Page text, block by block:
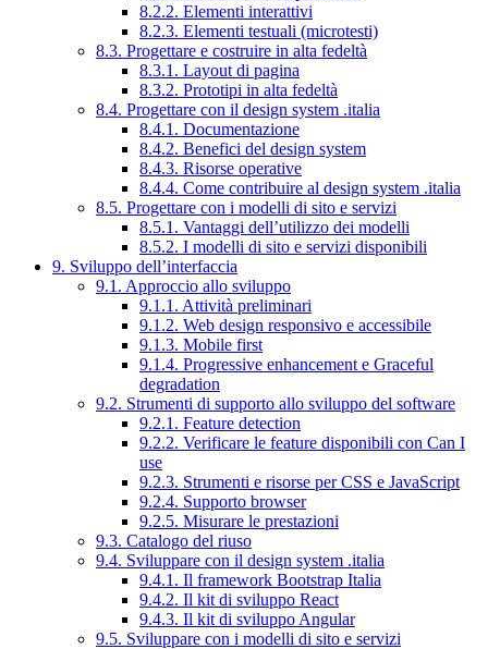
8.2.2. Elementi interattivi
8.2.3. Elementi testuali (microtesti)
8.3. Progettare e costruire in alta fedeltà
8.3.1. Layout di pagina
8.3.2. Prototipi in alta fedeltà
8.4. Progettare con il design system .italia
8.4.1. Documentazione
8.4.2. Benefici del design system
8.4.3. Risorse operative
8.4.4. Come contribuire al design system .italia
8.5. Progettare con i modelli di sito e servizi
8.5.1. Vantaggi dell’utilizzo dei modelli
8.5.2. I modelli di sito e servizi disponibili
9. Sviluppo dell’interfaccia
9.1. Approccio allo sviluppo
9.1.1. Attività preliminari
9.1.2. Web design responsivo e accessibile
9.1.3. Mobile first
9.1.4. Progressive enhancement e Graceful
degradation
9.2. Strumenti di supporto allo sviluppo del software
9.2.1. Feature detection
9.2.2. Verificare le feature disponibili con Can I
use
9.2.3. Strumenti e risorse per CSS e JavaScript
9.2.4. Supporto browser
9.2.5. Misurare le prestazioni
9.3. Catalogo del riuso
9.4. Sviluppare con il design system .italia
9.4.1. Il framework Bootstrap Italia
9.4.2. Il kit di sviluppo React
9.4.3. Il kit di sviluppo Angular
9.5. Sviluppare con i modelli di sito e servizi